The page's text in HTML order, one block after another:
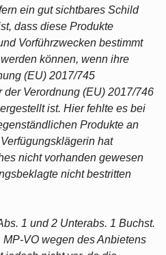
ein gut sichtbares Schild
dass diese Produkte
Vorführzwecken bestimmt
können, wenn ihre
(EU) 2017/745
Verordnung (EU) 2017/746
ist. Hier fehlte es bei
Produkte an
hat
nicht vorhanden gewesen
nicht bestritten
1 und 2 Unterabs. 1 Buchst.
VO wegen des Anbietens